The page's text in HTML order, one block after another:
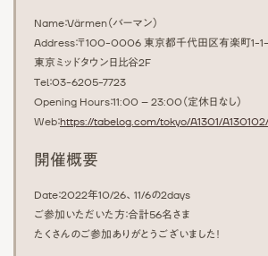
Name：Värmen（バーマン）
Address：〒100-0006 東京都千代田区有楽町1-
東京ミッドタウン日比谷2F
Tel：03-6205-7723
Opening Hours：11:00 – 23:00（定休日なし）
Web：https://tabelog.com/tokyo/A1301/
開催概要
Date：2022年10/26、11/6の2days
ご参加いただいた方：合計56名さま
たくさんのご参加ありがとうございました！